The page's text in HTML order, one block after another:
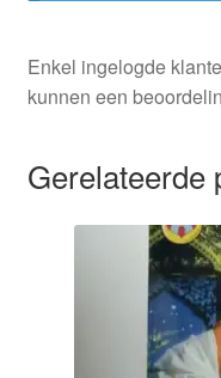
Enkel ingelogde
kunnen een
Gerelateerde